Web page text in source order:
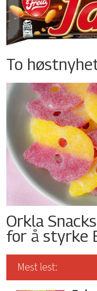
To
Orkla
for å styrke
Mest lest: